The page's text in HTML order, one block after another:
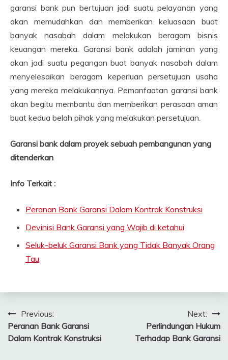
garansi bank pun bertujuan jadi suatu pelayanan yang
akan memudahkan dan memberikan keluasaan buat
banyak nasabah dalam melakukan beragam bisnis
keuangan mereka. Garansi bank adalah jaminan yang
akan jadi suatu pegangan buat banyak nasabah dalam
menyelesaikan beragam keperluan persetujuan usaha
yang mereka melakukannya. Pemanfaatan garansi bank
akan begitu membantu dan memberikan perasaan aman
buat kedua belah pihak yang melakukan persetujuan.
Garansi bank dalam proyek sebuah pembangunan yang
ditenderkan
Info Terkait :
Peranan Bank Garansi Dalam Kontrak Konstruksi
Devinisi Bank Garansi yang Wajib di ketahui
Seluk-beluk Garansi Bank yang Tidak Banyak Orang
Tau
Navigasi
pos
Previous:
Peranan Bank Garansi
Dalam Kontrak Konstruksi
Next:
Perlindungan Hukum
Terhadap Bank Garansi